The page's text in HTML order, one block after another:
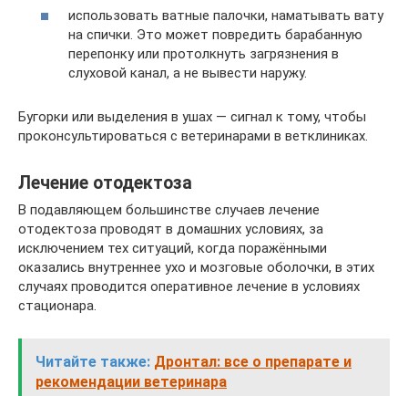
использовать ватные палочки, наматывать вату
на спички. Это может повредить барабанную
перепонку или протолкнуть загрязнения в
слуховой канал, а не вывести наружу.
Бугорки или выделения в ушах — сигнал к тому, чтобы
проконсультироваться с ветеринарами в ветклиниках.
Лечение отодектоза
В подавляющем большинстве случаев лечение
отодектоза проводят в домашних условиях, за
исключением тех ситуаций, когда поражёнными
оказались внутреннее ухо и мозговые оболочки, в этих
случаях проводится оперативное лечение в условиях
стационара.
Читайте также: Дронтал: все о препарате и
рекомендации ветеринара